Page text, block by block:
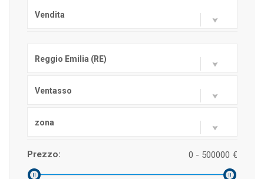
Vendita
Reggio Emilia (RE)
Ventasso
zona
Prezzo: €
0 - 500000